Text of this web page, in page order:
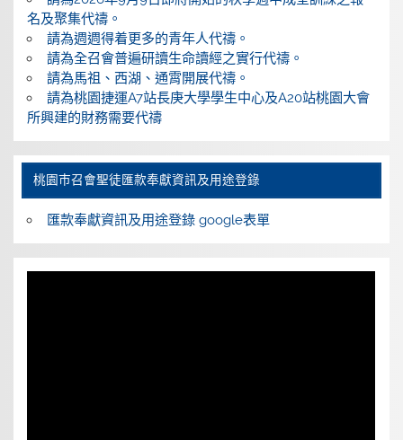
名及聚集代禱。
請為週週得着更多的青年人代禱。
請為全召會普遍研讀生命讀經之實行代禱。
請為馬祖、西湖、通霄開展代禱。
請為桃園捷運A7站長庚大學學生中心及A20站桃園大會
所興建的財務需要代禱
桃園巿召會聖徒匯款奉獻資訊及用途登錄
匯款奉獻資訊及用途登錄 google表單